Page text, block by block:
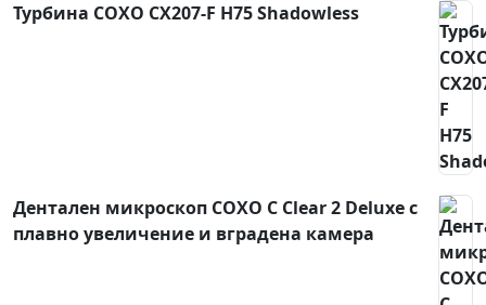
Турбина COXO CX207-F H75 Shadowless
Дентален микроскоп COXO C Clear 2 Deluxe с
плавно увеличение и вградена камера